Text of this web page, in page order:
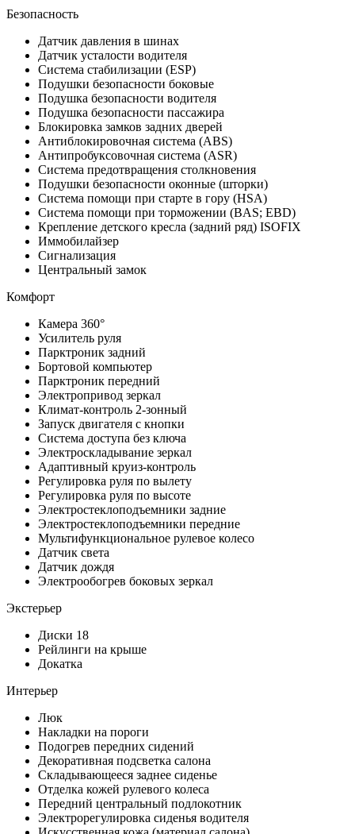
Безопасность
Датчик давления в шинах
Датчик усталости водителя
Система стабилизации (ESP)
Подушки безопасности боковые
Подушка безопасности водителя
Подушка безопасности пассажира
Блокировка замков задних дверей
Антиблокировочная система (ABS)
Антипробуксовочная система (ASR)
Система предотвращения столкновения
Подушки безопасности оконные (шторки)
Система помощи при старте в гору (HSA)
Система помощи при торможении (BAS; EBD)
Крепление детского кресла (задний ряд) ISOFIX
Иммобилайзер
Сигнализация
Центральный замок
Комфорт
Камера 360°
Усилитель руля
Парктроник задний
Бортовой компьютер
Парктроник передний
Электропривод зеркал
Климат-контроль 2-зонный
Запуск двигателя с кнопки
Система доступа без ключа
Электроскладывание зеркал
Адаптивный круиз-контроль
Регулировка руля по вылету
Регулировка руля по высоте
Электростеклоподъемники задние
Электростеклоподъемники передние
Мультифункциональное рулевое колесо
Датчик света
Датчик дождя
Электрообогрев боковых зеркал
Экстерьер
Диски 18
Рейлинги на крыше
Докатка
Интерьер
Люк
Накладки на пороги
Подогрев передних сидений
Декоративная подсветка салона
Складывающееся заднее сиденье
Отделка кожей рулевого колеса
Передний центральный подлокотник
Электрорегулировка сиденья водителя